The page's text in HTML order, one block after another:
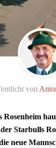
von
Starbulls
neue